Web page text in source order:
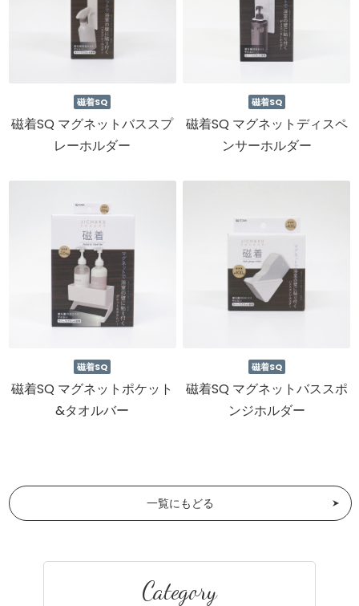
磁着SQ
磁着SQ マグネットバススプ
レーホルダー
磁着SQ
磁着SQ マグネットディスペ
ンサーホルダー
磁着SQ
磁着SQ マグネットポケット
&タオルバー
磁着SQ
磁着SQ マグネットバススポ
ンジホルダー
一覧にもどる
Category